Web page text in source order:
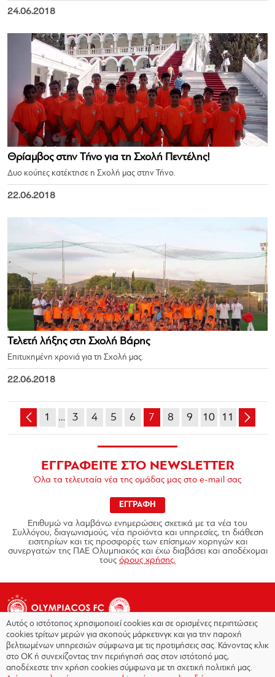
24.06.2018
Θρίαμβος στην Τήνο για τη Σχολή Πεντέλης!
Δυο κούπες κατέκτησε η Σχολή μας στην Τήνο.
22.06.2018
Τελετή λήξης στη Σχολή Βάρης
Επιτυχημένη χρονιά για τη Σχολή μας.
22.06.2018
1 … 3 4 5 6 7 8 9 10 11
ΕΓΓΡΑΦΕΙΤΕ ΣΤΟ NEWSLETTER
Όλα τα τελευταία νέα της ομάδας μας στο e-mail σας
ΕΓΓΡΑΦΗ
Επιθυμώ να λαμβάνω ενημερώσεις σχετικά με τα νέα του
Συλλόγου, διαγωνισμούς, νέα προϊόντα και υπηρεσίες, τη διάθεση
εισιτηρίων και τις προσφορές των επίσημων χορηγών και
συνεργατών της ΠΑΕ Ολυμπιακός και έχω διαβάσει και αποδέχομαι
τους όρους χρήσης.
Copyright © 2026 - Olympiacos.org
Αυτός ο ιστότοπος χρησιμοποιεί cookies και σε ορισμένες περιπτώσεις
cookies τρίτων μερών για σκοπούς μάρκετινγκ και για την παροχή
βελτιωμένων υπηρεσιών σύμφωνα με τις προτιμήσεις σας. Κάνοντας κλικ
στο OK ή συνεχίζοντας την περιήγησή σας στον ιστότοπό μας,
αποδέχεστε την χρήση cookies σύμφωνα με τη σχετική πολιτική μας.